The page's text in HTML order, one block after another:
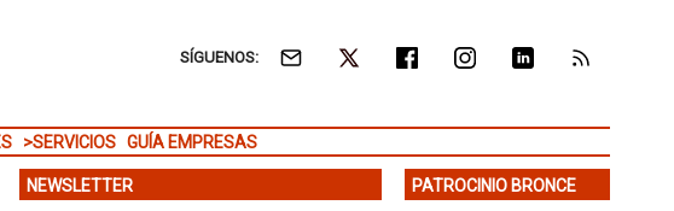
SÍGUENOS:
>SERVICIOS GUÍA EMPRESAS
NEWSLETTER PATROCINIO BRONCE